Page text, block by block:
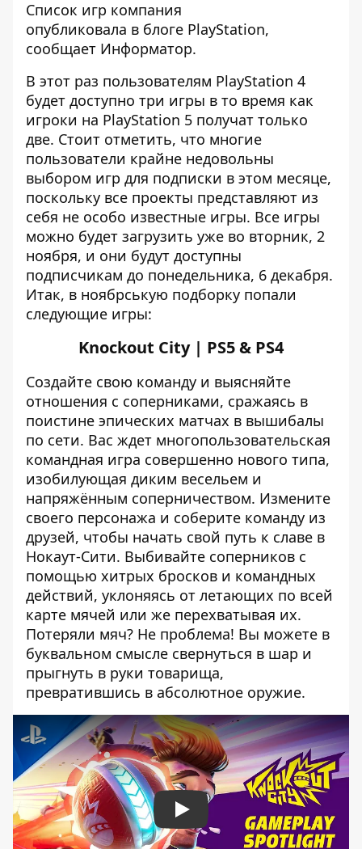
Список игр компания
опубликовала в блоге PlayStation,
сообщает Информатор.
В этот раз пользователям PlayStation 4
будет доступно три игры в то время как
игроки на PlayStation 5 получат только
две. Стоит отметить, что многие
пользователи крайне недовольны
выбором игр для подписки в этом месяце,
поскольку все проекты представляют из
себя не особо известные игры. Все игры
можно будет загрузить уже во вторник, 2
ноября, и они будут доступны
подписчикам до понедельника, 6 декабря.
Итак, в ноябрськую подборку попали
следующие игры:
Knockout City | PS5 & PS4
Создайте свою команду и выясняйте
отношения с соперниками, сражаясь в
поистине эпических матчах в вышибалы
по сети. Вас ждет многопользовательская
командная игра совершенно нового типа,
изобилующая диким весельем и
напряжённым соперничеством. Измените
своего персонажа и соберите команду из
друзей, чтобы начать свой путь к славе в
Нокаут-Сити. Выбивайте соперников с
помощью хитрых бросков и командных
действий, уклоняясь от летающих по всей
карте мячей или же перехватывая их.
Потеряли мяч? Не проблема! Вы можете в
буквальном смысле свернуться в шар и
прыгнуть в руки товарища,
превратившись в абсолютное оружие.
Play